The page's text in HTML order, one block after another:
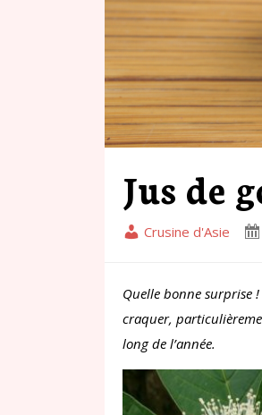
Jus de
Crusine d'Asie
Quelle bonne surprise
craquer,
long de l’année.